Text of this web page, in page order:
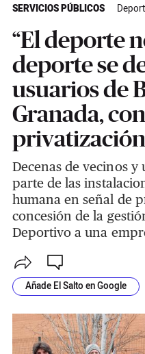
SERVICIOS PÚBLICOS
“El deporte
deporte se
usuarios de
Granada,
privatización
Decenas de vecinos
parte de las
humana en señal de
concesión de la
Deportivo a una
Añade El Salto en Google